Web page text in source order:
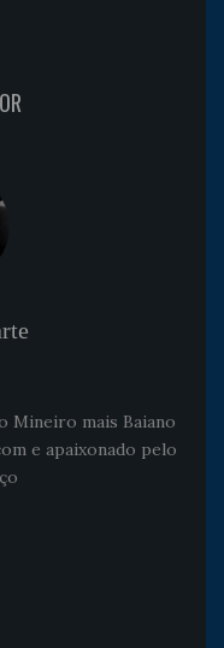
Mineiro mais Baiano
e apaixonado pelo